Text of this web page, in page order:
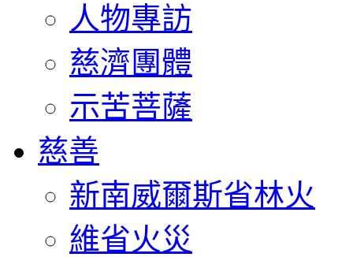
人物專訪
慈濟團體
示苦菩薩
慈善
新南威爾斯省林火
維省火災